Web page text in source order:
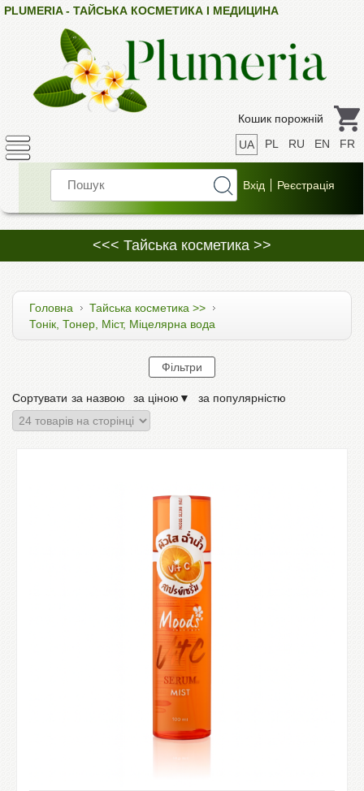
PLUMERIA - ТАЙСЬКА КОСМЕТИКА І МЕДИЦИНА
Кошик порожній
UA
PL RU EN FR
<<< Тайська косметика >>
Головна
Тайська косметика >>
Тонік, Тонер, Міст, Міцелярна вода
Сортувати за назвою за ціною ▼ за популярністю